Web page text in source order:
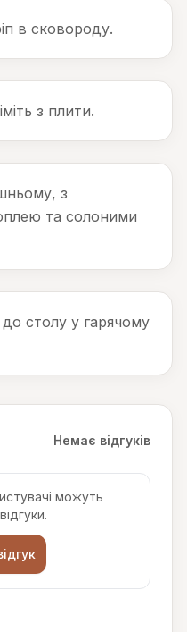
в сковороду.
з плити.
з
та солоними
столу у гарячому
Немає відгуків
можуть